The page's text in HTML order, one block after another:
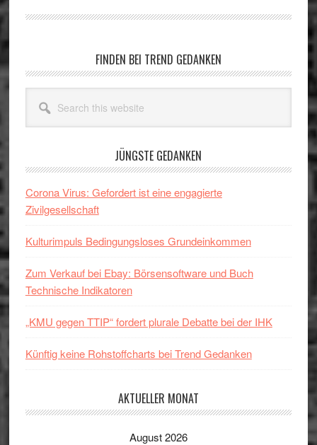
Sidebar
FINDEN BEI TREND GEDANKEN
this
website
JÜNGSTE GEDANKEN
Corona Virus: Gefordert ist eine engagierte
Zivilgesellschaft
Kulturimpuls Bedingungsloses Grundeinkommen
Zum Verkauf bei Ebay: Börsensoftware und Buch
Technische Indikatoren
„KMU gegen TTIP“ fordert plurale Debatte bei der IHK
Künftig keine Rohstoffcharts bei Trend Gedanken
AKTUELLER MONAT
August 2026